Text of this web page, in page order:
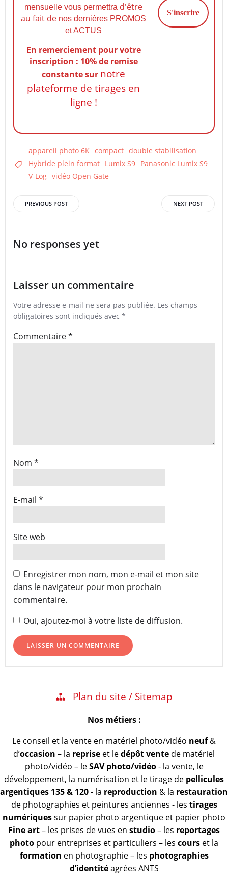
mensuelle vous permettra d'être
au fait de nos dernières PROMOS
et ACTUS
En remerciement pour votre
inscription : 10% de remise
constantesur notre
plateforme de tirages en
ligne !
appareil photo 6K compact double stabilisation
Hybride plein format Lumix S9 Panasonic Lumix S9
V-Log vidéo Open Gate
Post
navigation
PREVIOUS POST
navigation
NEXT POST
No responses yet
Laisser un commentaire
Votre adresse e-mail ne sera pas publiée. Les champs
obligatoires sont indiqués avec *
Commentaire*
Nom *
E-mail *
Site web
Enregistrer mon nom, mon e-mail et mon site
dans le navigateur pour mon prochain
commentaire.
Oui, ajoutez-moi à votre liste de diffusion.
Plan du site / Sitemap
Nos métiers:
Le conseil et la vente en matériel photo/vidéo neuf&
d’occasion – la reprise et ledépôt vente de matériel
photo/vidéo – leSAV photo/vidéo- la vente, le
développement, la numérisation et le tirage de pellicules
argentiques 135 & 120- la reproduction & la restauration
de photographies et peintures anciennes - les tirages
numériquessur papier photo argentique et papier photo
Fine art– les prises de vues en studio– les reportages
photo pour entreprises et particuliers – les cours et la
formation en photographie – les photographies
d’identitéagrées ANTS